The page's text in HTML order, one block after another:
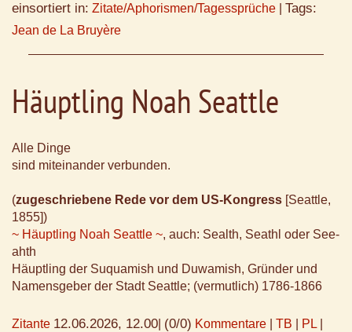
einsortiert in: Zitate/Aphorismen/Tagessprüche Tags:
Jean de La Bruyère
Häuptling Noah Seattle
Alle Dinge
sind miteinander verbunden.
(zugeschriebene Rede vor dem US-Kongress [Seattle,
1855])
~ Häuptling Noah Seattle ~, auch: Sealth, Seathl oder See-
ahth
Häuptling der Suquamish und Duwamish, Gründer und
Namensgeber der Stadt Seattle; (vermutlich) 1786-1866
Zitante 12.06.2026, 12.00 (0/0) Kommentare TB PL